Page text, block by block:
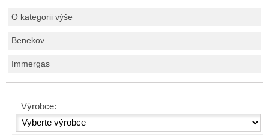
O kategorii výše
Benekov
Immergas
Výrobce: